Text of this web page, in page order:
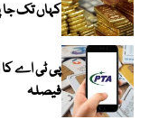
کہاں تک جا
پی ٹی اے کا
فیصلہ